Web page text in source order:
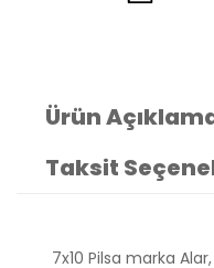
Ürün
Taksit
7x10 Pilsa marka